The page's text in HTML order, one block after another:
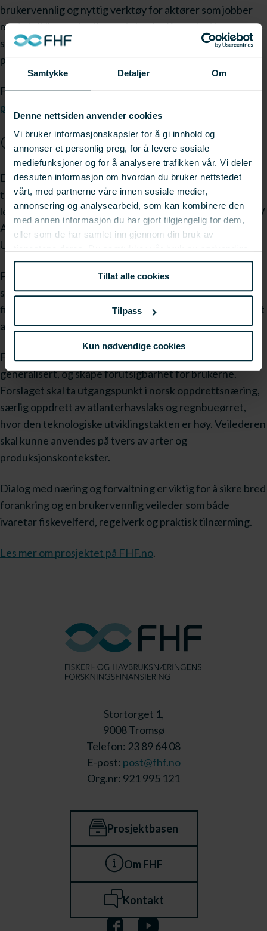
Samtykke Detaljer Om
Denne nettsiden anvender cookies
Vi bruker informasjonskapsler for å gi innhold og
annonser et personlig preg, for å levere sosiale
mediefunksjoner og for å analysere trafikken vår. Vi deler
dessuten informasjon om hvordan du bruker nettstedet
vårt, med partnerne våre innen sosiale medier,
annonsering og analysearbeid, som kan kombinere den
med annen informasjon du har gjort tilgjengelig for dem,
eller som de har samlet inn gjennom din bruk av
informasjonskapsler ved å bruke nettstedet vårt.
Tillat alle cookies
Tilpass
Kun nødvendige cookies
brukervennlig og nyttig verktøy for aktører som jobber
med utvikling og testing av teknologi i oppdrett,
samtidig som man ivaretar fiskevelferden gjennom
prosessen.
Frist for påmelding er 22. januar 2026.
påmelding
Om prosjektet
Dokumentasjon av fiskevelferd ved utvikling av ny
teknologi (VELDOK) er et FHF-finansiert prosjekt som
ledes av Nofima AS. Prosjektpartnere er Åkerblå AS, DNV
AS, SINTEF Ocean AS, Havforskningsinstituttet og
Universitetet i Oslo.
Prosjektet har som mål å utarbeide et forslag til en
strukturert fremgangsmåte for dokumentering av
fiskevelferd ved utvikling av nye teknologier for oppdrett
av fisk.
Fremgangsmåten skal være funksjonsbasert,
generalisert, og skape forutsigbarhet for brukerne.
Forslaget skal ta utgangspunkt i norsk oppdrettsnæring,
særlig oppdrett av atlanterhavslaks og regnbueørret,
hvor den teknologiske utviklingstakten er høy. Veilederen
skal kunne anvendes på tvers av arter og
produksjonskontekster.
Dialog med næring og forvaltning er viktig for å sikre bred
forankring og en brukervennlig veileder som både
ivaretar fiskevelferd, regelverk og praktisk tilnærming.
Les mer om prosjektet på FHF.no.
Stortorget 1,
9008 Tromsø
Telefon: 23 89 64 08
E-post: post@fhf.no
Org.nr: 921 995 121
Prosjektbasen
Om FHF
Kontakt